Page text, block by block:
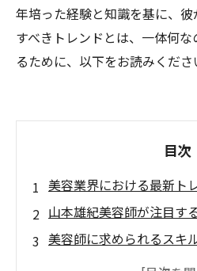
年培った経験と知識を基に、
すべきトレンドとは、一体何
るために、以下をお読みくださ
目次
美容業界における最新ト
山本雄紀美容師が注目す
美容師に求められるスキ